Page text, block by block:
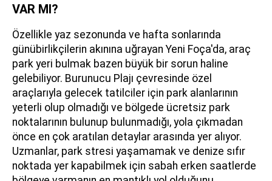
VAR MI?
Özellikle yaz sezonunda ve hafta sonlarında
günübirlikçilerin akınına uğrayan Yeni Foça'da, araç
park yeri bulmak bazen büyük bir sorun haline
gelebiliyor. Burunucu Plajı çevresinde özel
araçlarıyla gelecek tatilciler için park alanlarının
yeterli olup olmadığı ve bölgede ücretsiz park
noktalarının bulunup bulunmadığı, yola çıkmadan
önce en çok aratılan detaylar arasında yer alıyor.
Uzmanlar, park stresi yaşamamak ve denize sıfır
noktada yer kapabilmek için sabah erken saatlerde